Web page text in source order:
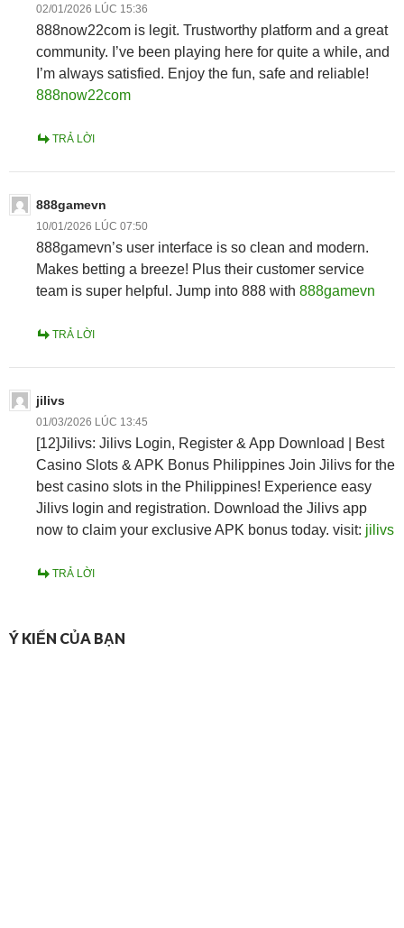
02/01/2026 LÚC 15:36
888now22com is legit. Trustworthy platform and a great
community. I’ve been playing here for quite a while, and
I’m always satisfied. Enjoy the fun, safe and reliable!
888now22com
TRẢ LỜI
888gamevn
10/01/2026 LÚC 07:50
888gamevn’s user interface is so clean and modern.
Makes betting a breeze! Plus their customer service
team is super helpful. Jump into 888 with 888gamevn
TRẢ LỜI
jilivs
01/03/2026 LÚC 13:45
[12]Jilivs: Jilivs Login, Register & App Download | Best
Casino Slots & APK Bonus Philippines Join Jilivs for the
best casino slots in the Philippines! Experience easy
Jilivs login and registration. Download the Jilivs app
now to claim your exclusive APK bonus today. visit: jilivs
TRẢ LỜI
Ý KIẾN CỦA BẠN